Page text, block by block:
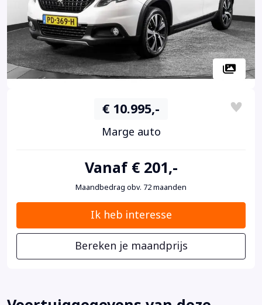
€ 10.995,-
Marge auto
Vanaf € 201,-
Maandbedrag obv. 72 maanden
Ik heb interesse
Bereken je maandprijs